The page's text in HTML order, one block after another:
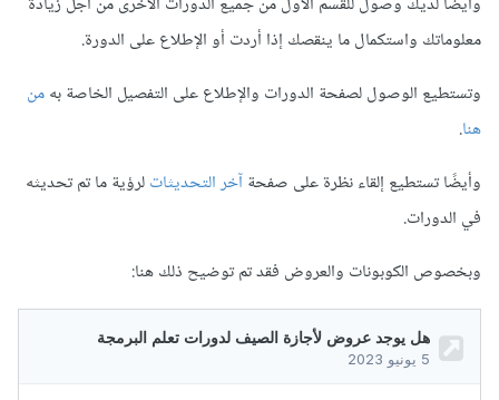
معلوماتك واستكمال ما ينقصك إذا أردت أو الإطلاع على الدورة.
وتستطيع الوصول لصفحة الدورات والإطلاع على التفصيل الخاصة بهمن
هنا.
وأيضًا تستطيع إلقاء نظرة على صفحةآخر التحديثاتلرؤية ما تم تحديثه
في الدورات.
وبخصوص الكوبونات والعروض فقد تم توضيح ذلك هنا: